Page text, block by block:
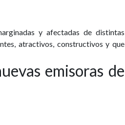
y afectadas de distintas
atractivos, constructivos y que
emisoras de